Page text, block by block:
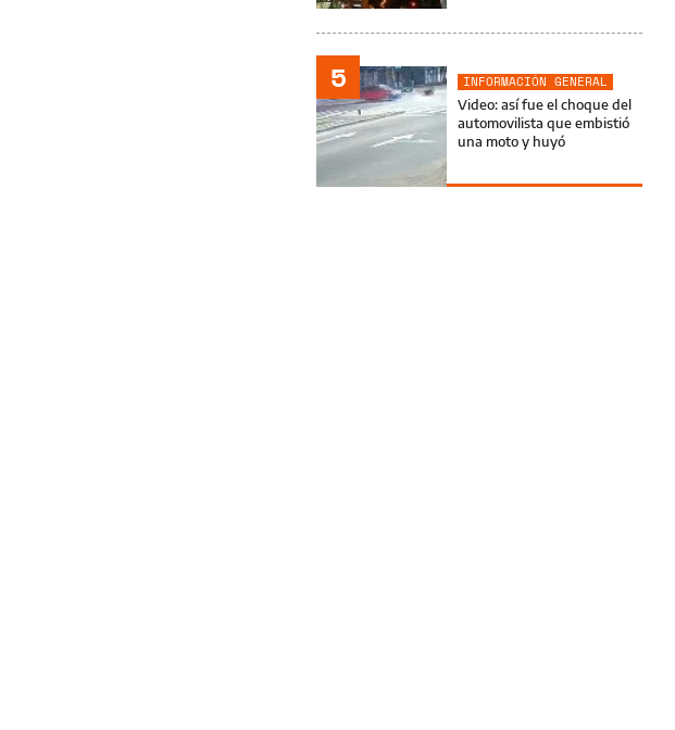
5
INFORMACIÓN GENERAL
Video: así fue el choque del
automovilista que embistió
una moto y huyó